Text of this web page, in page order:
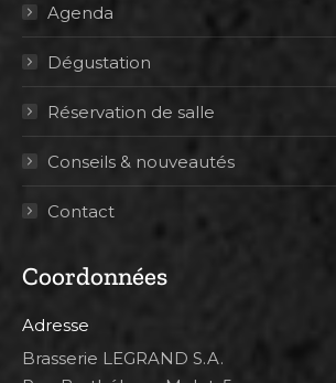
Agenda
Dégustation
Réservation de salle
Conseils & nouveautés
Contact
Coordonnées
Adresse
Brasserie LEGRAND S.A.